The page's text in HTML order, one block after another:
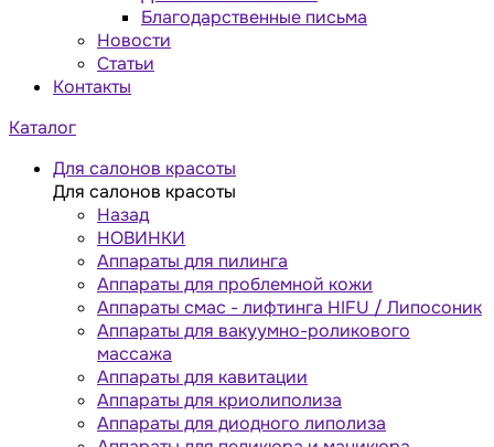
Благодарственные письма
Новости
Статьи
Контакты
Каталог
Для салонов красоты
Для салонов красоты
Назад
НОВИНКИ
Аппараты для пилинга
Аппараты для проблемной кожи
Аппараты cмас - лифтинга HIFU / Липосоник
Аппараты для вакуумно-роликового
массажа
Аппараты для кавитации
Аппараты для криолиполиза
Аппараты для диодного липолиза